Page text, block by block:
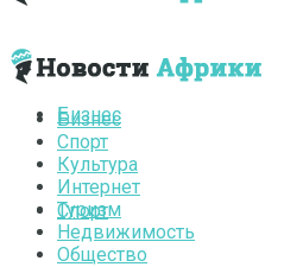
Бизнес
Спорт
Бизнес
Спорт
Культура
Интернет
Туризм
Недвижимость
Общество